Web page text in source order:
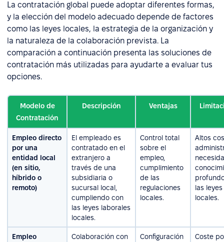
La contratación global puede adoptar diferentes formas,
y la elección del modelo adecuado depende de factores
como las leyes locales, la estrategia de la organización y
la naturaleza de la colaboración prevista. La
comparación a continuación presenta las soluciones de
contratación más utilizadas para ayudarte a evaluar tus
opciones.
Modelo de
Contratación
Descripción Ventajas
Empleo directo
por una
entidad local
(en sitio,
híbrido o
remoto)
El empleado es
contratado en el
extranjero a
través de una
subsidiaria o
sucursal local,
cumpliendo con
las leyes laborales
locales.
Control total
sobre el
empleo,
cumplimiento
de las
regulaciones
locales.
Altos
las leyes
locales.
Empleo Colaboración con Configuración Coste